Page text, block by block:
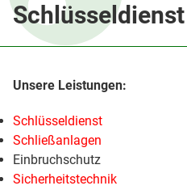
Schlüsseldienst
Schlüsseldienst
Schließanlagen
Einbruchschutz
Sicherheitstechnik